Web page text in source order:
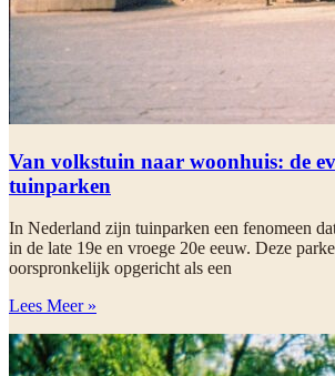
Van volkstuin naar woonhuis: de
tuinparken
In Nederland zijn tuinparken een fenomeen
in de late 19e en vroege 20e eeuw. Deze
oorspronkelijk opgericht als een
Lees Meer »